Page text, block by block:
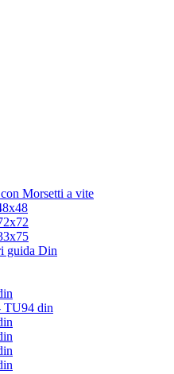
Morsetti a vite
guida Din
TU94 din